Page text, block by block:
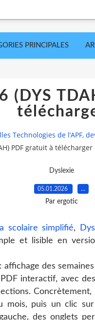
PRINCIPALES
(DYS
Technologies de l’APF,
PDF gratuit à télécharger
Dyslexie
05.01.2026 …
Par ergotic
scolaire simplifié,
et lisible en
: affichage des
interactif, avec
mois, puis un clic
des onglets